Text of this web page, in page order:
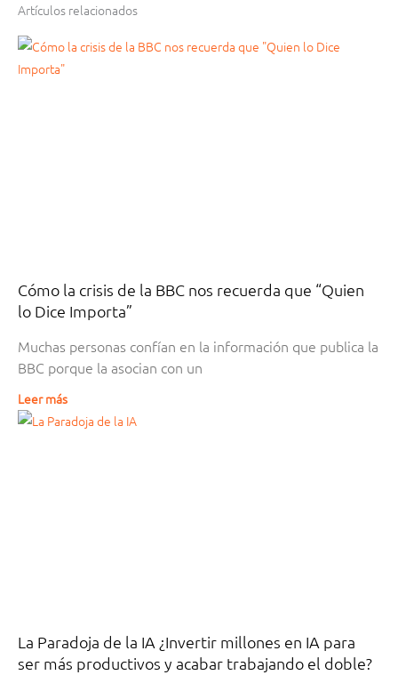
Artículos relacionados
Cómo la crisis de la BBC nos recuerda que “Quien
lo Dice Importa”
Muchas personas confían en la información que publica la
BBC porque la asocian con un
Leer más
La Paradoja de la IA ¿Invertir millones en IA para
ser más productivos y acabar trabajando el doble?